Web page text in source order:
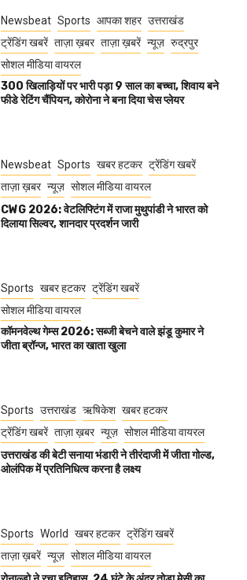
Newsbeat Sports आपका शहर उत्तराखंड
ट्रेंडिंग खबरें ताज़ा ख़बर ताज़ा ख़बरें न्यूज़ रुद्रपुर
सोशल मीडिया वायरल
300 खिलाड़ियों पर भारी पड़ा 9 साल का बच्चा, शिवाय बने
फीडे रेटिंग चैंपियन, कोरोना ने बना दिया चेस प्लेयर
Newsbeat Sports खबर हटकर ट्रेंडिंग खबरें
ताज़ा ख़बर न्यूज़ सोशल मीडिया वायरल
CWG 2026: वेटलिफ्टिंग में राजा मुथुपांडी ने भारत को
दिलाया सिल्वर, शानदार प्रदर्शन जारी
Sports खबर हटकर ट्रेंडिंग खबरें
सोशल मीडिया वायरल
कॉमनवेल्थ गेम्स 2026: सब्जी बेचने वाले झंडू कुमार ने
जीता ब्रॉन्ज, भारत का खाता खुला
Sports उत्तराखंड ऋषिकेश खबर हटकर
ट्रेंडिंग खबरें ताज़ा ख़बर न्यूज़ सोशल मीडिया वायरल
उत्तराखंड की बेटी सनाया भंडारी ने तीरंदाजी में जीता गोल्ड,
ओलंपिक में प्रतिनिधित्व करना है लक्ष्य
Sports World खबर हटकर ट्रेंडिंग खबरें
ताज़ा ख़बरें न्यूज़ सोशल मीडिया वायरल